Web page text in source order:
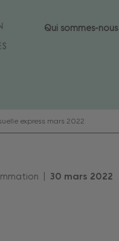
Qui sommes-nous
express mars 2022
| 30 mars 2022